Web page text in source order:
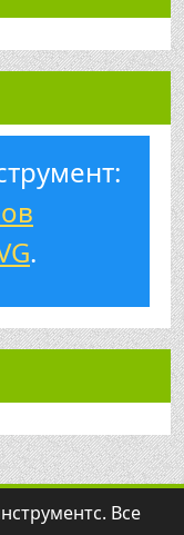
.
Все